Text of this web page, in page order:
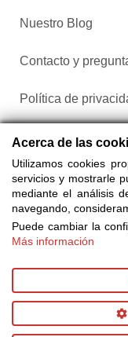
Nuestro Blog
Contacto y
Política de
Configurar cookies
© Copyright 2014-
Acerca de las
Utilizamos cookies
servicios y mostrarle
mediante el análisis
navegando,
Puede cambiar la
Más información